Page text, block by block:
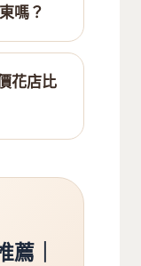
嗎？
花店比
｜